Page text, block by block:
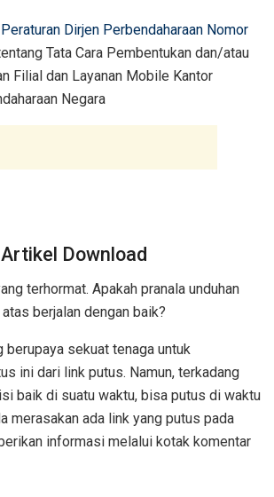
Peraturan Dirjen Perbendaharaan Nomor
Tata Cara Pembentukan dan/atau
Filial dan Layanan Mobile Kantor
Negara
Download
terhormat. Apakah pranala unduhan
berjalan dengan baik?
berupaya sekuat tenaga untuk
ini dari link putus. Namun, terkadang
baik di suatu waktu, bisa putus di waktu
merasakan ada link yang putus pada
informasi melalui kotak komentar